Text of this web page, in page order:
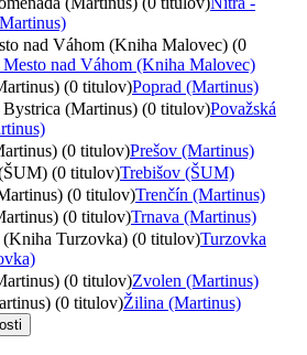
nad Váhom (Kniha Malovec) (0
nad Váhom (Kniha Malovec)
(0 titulov)Poprad (Martinus)
Bystrica (Martinus) (0 titulov)Považská
(0 titulov)Prešov (Martinus)
(0 titulov)Trebišov (ŠUM)
(0 titulov)Trenčín (Martinus)
(0 titulov)Trnava (Martinus)
(Kniha Turzovka) (0 titulov)Turzovka
(0 titulov)Zvolen (Martinus)
(0 titulov)Žilina (Martinus)